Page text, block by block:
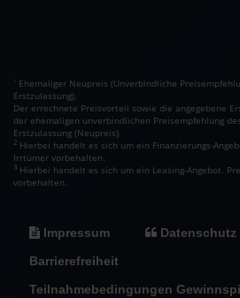
1 Ehemaliger Neupreis (Unverbindliche
Erstzulassung).
Der errechnete Preisvorteil sowie die angegebene
der ehemaligen unverbindlichen Preisempfehlung
Erstzulassung (Neupreis).
2 Hierbei handelt es sich um ein Finanzierungs-
Irrtümer vorbehalten.
3 Hierbei handelt es sich um ein Leasing-Angebot.
vorbehalten.
Impressum Datenschutz
Barrierefreiheit
Teilnahmebedingungen